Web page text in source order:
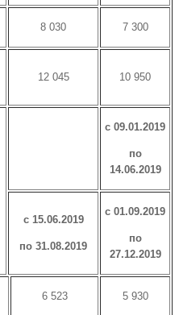
8 030 7 300
12 045 10 950
с 09.01.2019
по
14.06.2019
с 15.06.2019
по 31.08.2019
с 01.09.2019
по
27.12.2019
6 523 5 930